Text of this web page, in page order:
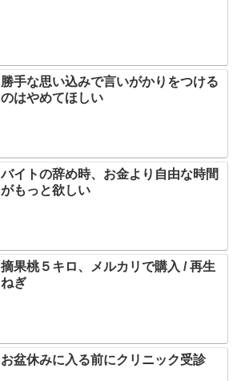
勝手な思い込みで言いがかりをつける
のはやめてほしい
バイトの辞め時、お金より自由な時間
がもっと欲しい
摘果桃５キロ、メルカリで購入 / 再生
ねぎ
お盆休みに入る前にクリニック受診